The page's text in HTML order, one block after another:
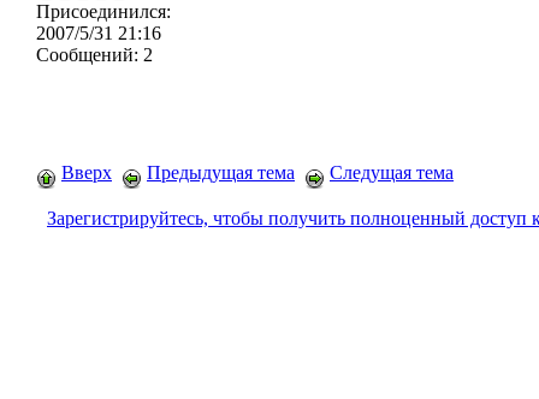
Присоединился:
2007/5/31 21:16
Сообщений: 2
Вверх Предыдущая тема Следущая тема
Зарегистрируйтесь, чтобы получить полноценный доступ